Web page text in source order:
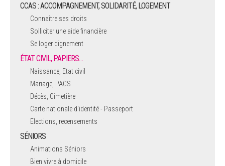
CCAS : ACCOMPAGNEMENT, SOLIDARITÉ, LOGEMENT
Connaître ses droits
Solliciter une aide financière
Se loger dignement
ÉTAT CIVIL, PAPIERS…
Naissance, Etat civil
Mariage, PACS
Décès, Cimetière
Carte nationale d'identité - Passeport
Elections, recensements
SÉNIORS
Animations Séniors
Bien vivre à domicile